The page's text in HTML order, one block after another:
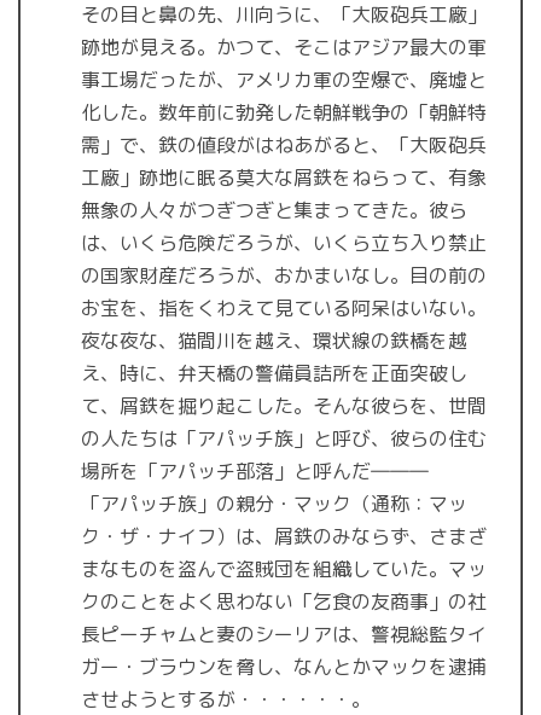
その目と鼻の先、川向うに、「大阪砲兵工廠」
跡地が見える。かつて、そこはアジア最大の軍
事工場だったが、アメリカ軍の空爆で、廃墟と
化した。数年前に勃発した朝鮮戦争の「朝鮮特
需」で、鉄の値段がはねあがると、「大阪砲兵
工廠」跡地に眠る莫大な屑鉄をねらって、有象
無象の人々がつぎつぎと集まってきた。彼ら
は、いくら危険だろうが、いくら立ち入り禁止
の国家財産だろうが、おかまいなし。目の前の
お宝を、指をくわえて見ている阿呆はいない。
夜な夜な、猫間川を越え、環状線の鉄橋を越
え、時に、弁天橋の警備員詰所を正面突破し
て、屑鉄を掘り起こした。そんな彼らを、世間
の人たちは「アパッチ族」と呼び、彼らの住む
場所を「アパッチ部落」と呼んだ―――
「アパッチ族」の親分・マック（通称：マッ
ク・ザ・ナイフ）は、屑鉄のみならず、さまざ
まなものを盗んで盗賊団を組織していた。マッ
クのことをよく思わない「乞食の友商事」の社
長ピーチャムと妻のシーリアは、警視総監タイ
ガー・ブラウンを脅し、なんとかマックを逮捕
させようとするが・・・・・・。